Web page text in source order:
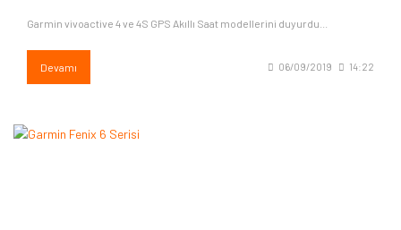
Garmin vivoactive 4 ve 4S GPS Akıllı Saat modellerini duyurdu...
Devamı 06/09/2019 14:22